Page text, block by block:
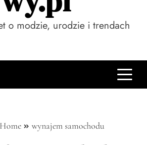
o modzie, urodzie i trendach
Home wynajem samochodu